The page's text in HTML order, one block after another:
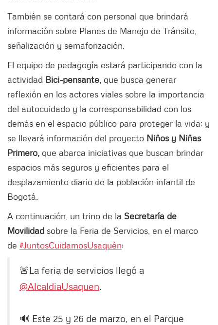
También se contará con personal que brindará
información sobre Planes de Manejo de Tránsito,
señalización y semaforización.
El equipo de pedagogía estará participando con la
actividad Bici-pensante, que busca generar
reflexión en los actores viales sobre la importancia
del autocuidado y la corresponsabilidad con los
demás en el espacio público para proteger la vida; y
se llevará información del proyecto Niños y Niñas
Primero, que abarca iniciativas que buscan brindar
espacios más seguros y eficientes para el
desplazamiento diario de la población infantil de
Bogotá.
A continuación, un trino de la Secretaría de
Movilidad sobre la Feria de Servicios, en el marco
de #JuntosCuidamosUsaquén:
🚨La feria de servicios llegó a
@AlcaldiaUsaquen.
🔊 Este 25 y 26 de marzo, en el Parque